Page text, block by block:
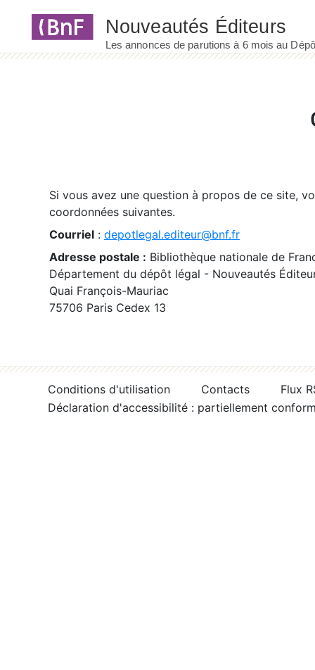
Si vous avez une question à propos de ce site,
coordonnées suivantes.
Courriel : depotlegal.editeur@bnf.fr
Adresse postale : Bibliothèque nationale de
Département du dépôt légal - Nouveautés
Quai François-Mauriac
75706 Paris Cedex 13
Conditions d'utilisation Contacts
Flux
Déclaration d'accessibilité : partiellement